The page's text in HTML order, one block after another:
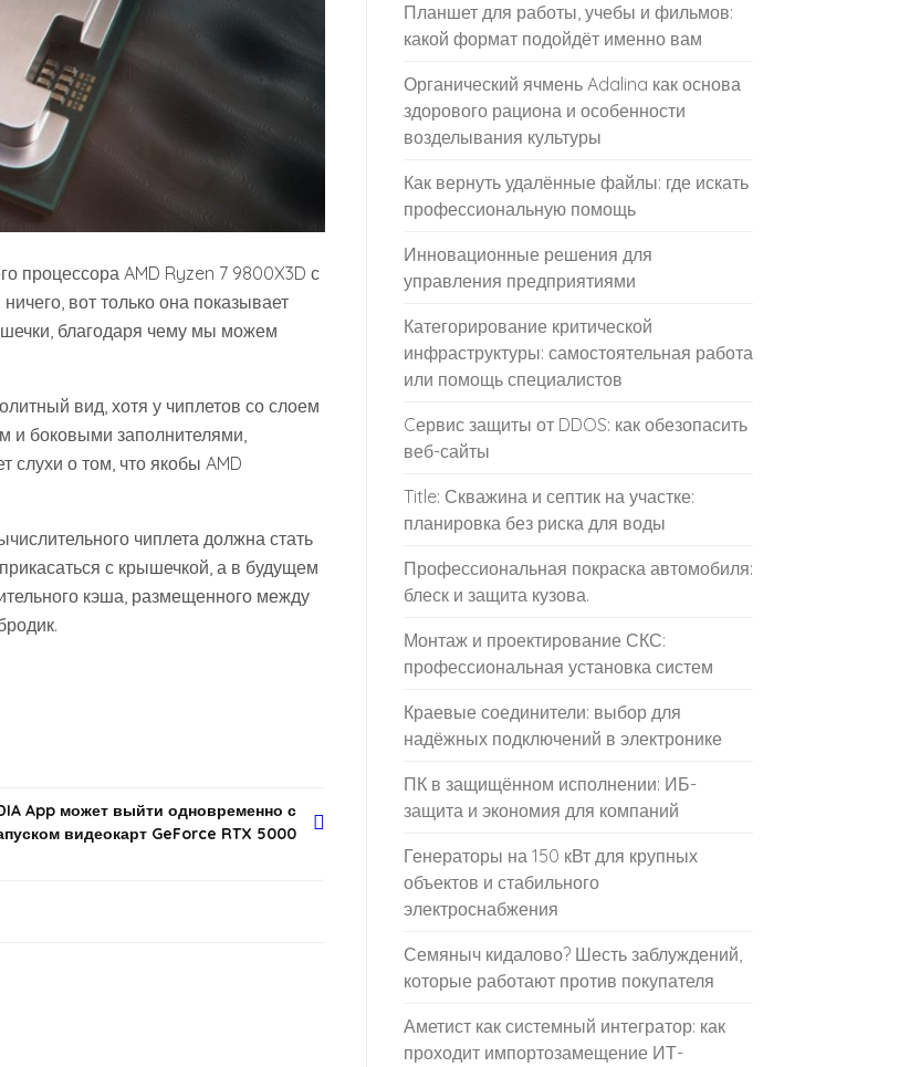
процессора AMD Ryzen 7 9800X3D с
вот только она показывает
благодаря чему мы можем
вид, хотя у чиплетов со слоем
и боковыми заполнителями,
слухи о том, что якобы AMD
чиплета должна стать
с крышечкой, а в будущем
кэша, размещенного между
App может выйти одновременно с
видеокарт GeForce RTX 5000
Планшет для работы, учебы и фильмов:
какой формат подойдёт именно вам
Органический ячмень Adalina как основа
здорового рациона и особенности
возделывания культуры
Как вернуть удалённые файлы: где искать
профессиональную помощь
Инновационные решения для
управления предприятиями
Категорирование критической
инфраструктуры: самостоятельная работа
или помощь специалистов
Cервис защиты от DDOS: как обезопасить
веб-сайты
Title: Скважина и септик на участке:
планировка без риска для воды
Профессиональная покраска автомобиля:
блеск и защита кузова.
Монтаж и проектирование СКС:
профессиональная установка систем
Краевые соединители: выбор для
надёжных подключений в электронике
ПК в защищённом исполнении: ИБ-
защита и экономия для компаний
Генераторы на 150 кВт для крупных
объектов и стабильного
электроснабжения
Семяныч кидалово? Шесть заблуждений,
которые работают против покупателя
Аметист как системный интегратор: как
проходит импортозамещение ИТ-